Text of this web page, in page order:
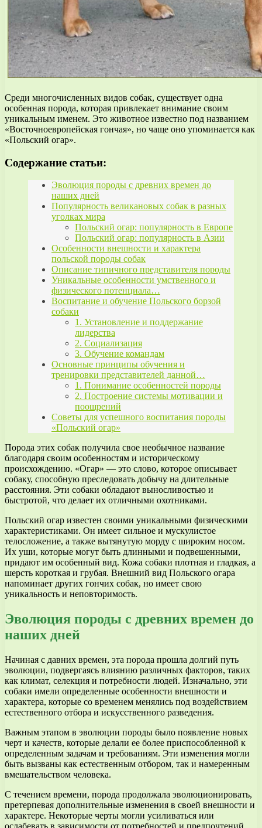
Среди многочисленных видов собак, существует одна
особенная порода, которая привлекает внимание своим
уникальным именем. Это животное известно под названием
«Восточноевропейская гончая», но чаще оно упоминается как
«Польский огар».
Содержание статьи:
Эволюция породы с древних времен до
наших дней
Популярность великановых собак в разных
уголках мира
Польский огар: популярность в Европе
Польский огар: популярность в Азии
Особенности внешности и характера
польской породы собак
Описание типичного представителя породы
Уникальные особенности умственного и
физического потенциала…
Воспитание и обучение Польского борзой
собаки
1. Установление и поддержание
лидерства
2. Социализация
3. Обучение командам
Основные принципы обучения и
тренировки представителей данной…
1. Понимание особенностей породы
2. Построение системы мотивации и
поощрений
Советы для успешного воспитания породы
«Польский огар»
Порода этих собак получила свое необычное название
благодаря своим особенностям и историческому
происхождению. «Огар» — это слово, которое описывает
собаку, способную преследовать добычу на длительные
расстояния. Эти собаки обладают выносливостью и
быстротой, что делает их отличными охотниками.
Польский огар известен своими уникальными физическими
характеристиками. Он имеет сильное и мускулистое
телосложение, а также вытянутую морду с широким носом.
Их уши, которые могут быть длинными и подвешенными,
придают им особенный вид. Кожа собаки плотная и гладкая, а
шерсть короткая и грубая. Внешний вид Польского огара
напоминает других гончих собак, но имеет свою
уникальность и неповторимость.
Эволюция породы с древних времен до
наших дней
Начиная с давних времен, эта порода прошла долгий путь
эволюции, подвергаясь влиянию различных факторов, таких
как климат, селекция и потребности людей. Изначально, эти
собаки имели определенные особенности внешности и
характера, которые со временем менялись под воздействием
естественного отбора и искусственного разведения.
Важным этапом в эволюции породы было появление новых
черт и качеств, которые делали ее более приспособленной к
определенным задачам и требованиям. Эти изменения могли
быть вызваны как естественным отбором, так и намеренным
вмешательством человека.
С течением времени, порода продолжала эволюционировать,
претерпевая дополнительные изменения в своей внешности и
характере. Некоторые черты могли усиливаться или
ослабевать в зависимости от потребностей и предпочтений